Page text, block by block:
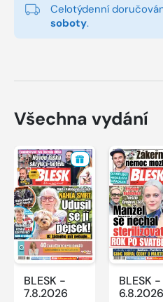
Celotýdenní
soboty.
Všechna vydání
BLESK -
7.8.2026
BLESK -
6.8.2026